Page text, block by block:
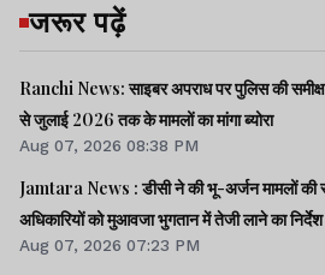
जरूर पढ़ें
Ranchi News: साइबर अपराध पर पुलिस की
से जुलाई 2026 तक के मामलों का मांगा ब्योरा
Aug 07, 2026 08:38 PM
Jamtara News : डीसी ने की भू-अर्जन मामलों की
अधिकारियों को मुआवजा भुगतान में तेजी लाने का निर्देश
Aug 07, 2026 07:23 PM